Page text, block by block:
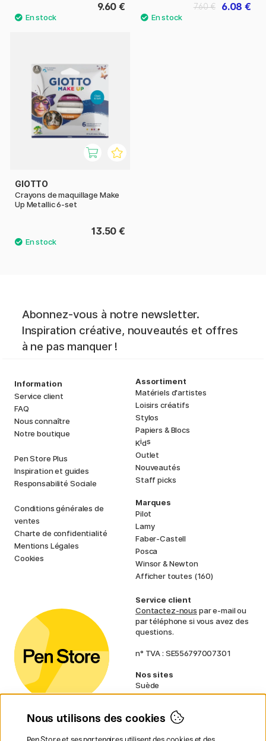
9.60 € 6.08 €
7.60 €
GIOTTO
Crayons de maquillage Make
Up Metallic 6-set
13.50 €
Abonnez-vous à notre newsletter.
Inspiration créative, nouveautés et offres
à ne pas manquer !
Information
Service client
FAQ
Nous connaître
Notre boutique
Pen Store Plus
Inspiration et guides
Responsabilité Sociale
Conditions générales de
ventes
Charte de confidentialité
Mentions Légales
Cookies
Assortiment
Matériels d'artistes
Loisirs créatifs
Stylos
Papiers & Blocs
Kids
Outlet
Nouveautés
Staff picks
Marques
Pilot
Lamy
Faber-Castell
Posca
Winsor & Newton
Afficher toutes (160)
Service client
Contactez-nous par e-mail ou
par téléphone si vous avez des
questions.
n° TVA : SE556797007301
Nos sites
Suède
Norvège
Finlande
Irlande
Nous utilisons des cookies